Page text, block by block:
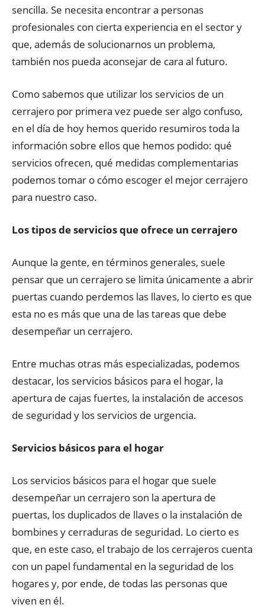
sencilla. Se necesita encontrar a personas
profesionales con cierta experiencia en el sector y
que, además de solucionarnos un problema,
también nos pueda aconsejar de cara al futuro.
Como sabemos que utilizar los servicios de un
cerrajero por primera vez puede ser algo confuso,
en el día de hoy hemos querido resumiros toda la
información sobre ellos que hemos podido: qué
servicios ofrecen, qué medidas complementarias
podemos tomar o cómo escoger el mejor cerrajero
para nuestro caso.
Los tipos de servicios que ofrece un cerrajero
Aunque la gente, en términos generales, suele
pensar que un cerrajero se limita únicamente a abrir
puertas cuando perdemos las llaves, lo cierto es que
esta no es más que una de las tareas que debe
desempeñar un cerrajero.
Entre muchas otras más especializadas, podemos
destacar, los servicios básicos para el hogar, la
apertura de cajas fuertes, la instalación de accesos
de seguridad y los servicios de urgencia.
Servicios básicos para el hogar
Los servicios básicos para el hogar que suele
desempeñar un cerrajero son la apertura de
puertas, los duplicados de llaves o la instalación de
bombines y cerraduras de seguridad. Lo cierto es
que, en este caso, el trabajo de los cerrajeros cuenta
con un papel fundamental en la seguridad de los
hogares y, por ende, de todas las personas que
viven en él.